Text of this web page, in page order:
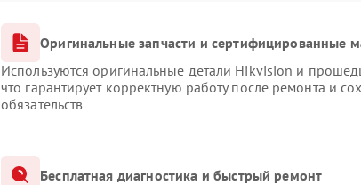
Оригинальные запчасти и сертифицированные
Используются оригинальные детали Hikvision и
что гарантирует корректную работу после ремонта и
обязательств
Бесплатная диагностика и быстрый ремонт